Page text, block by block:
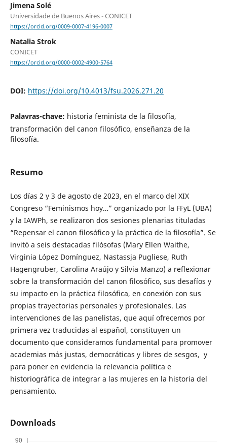
Jimena Solé
Universidade de Buenos Aires - CONICET
https://orcid.org/0009-0007-4196-0007
Natalia Strok
CONICET
https://orcid.org/0000-0002-4900-5764
DOI: https://doi.org/10.4013/fsu.2026.271.20
Palavras-chave: historia feminista de la filosofía,
transformación del canon filosófico, enseñanza de la
filosofía.
Resumo
Los días 2 y 3 de agosto de 2023, en el marco del XIX
Congreso “Feminismos hoy…” organizado por la FFyL (UBA)
y la IAWPh, se realizaron dos sesiones plenarias tituladas
“Repensar el canon filosófico y la práctica de la filosofía”. Se
invitó a seis destacadas filósofas (Mary Ellen Waithe,
Virginia López Domínguez, Nastassja Pugliese, Ruth
Hagengruber, Carolina Araújo y Silvia Manzo) a reflexionar
sobre la transformación del canon filosófico, sus desafíos y
su impacto en la práctica filosófica, en conexión con sus
propias trayectorias personales y profesionales. Las
intervenciones de las panelistas, que aquí ofrecemos por
primera vez traducidas al español, constituyen un
documento que consideramos fundamental para promover
academias más justas, democráticas y libres de sesgos, y
para poner en evidencia la relevancia política e
historiográfica de integrar a las mujeres en la historia del
pensamiento.
Downloads